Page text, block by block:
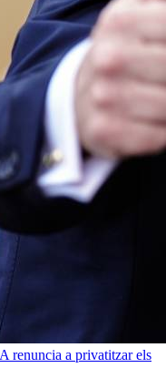
renuncia a privatitzar els